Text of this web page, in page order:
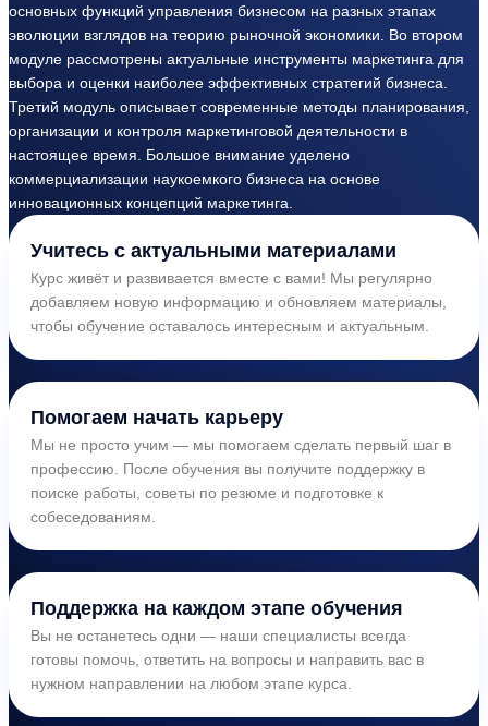
основных функций управления бизнесом на разных этапах
эволюции взглядов на теорию рыночной экономики. Во втором
модуле рассмотрены актуальные инструменты маркетинга для
выбора и оценки наиболее эффективных стратегий бизнеса.
Третий модуль описывает современные методы планирования,
организации и контроля маркетинговой деятельности в
настоящее время. Большое внимание уделено
коммерциализации наукоемкого бизнеса на основе
инновационных концепций маркетинга.
Учитесь с актуальными материалами
Курс живёт и развивается вместе с вами! Мы регулярно
добавляем новую информацию и обновляем материалы,
чтобы обучение оставалось интересным и актуальным.
Помогаем начать карьеру
Мы не просто учим — мы помогаем сделать первый шаг в
профессию. После обучения вы получите поддержку в
поиске работы, советы по резюме и подготовке к
собеседованиям.
Поддержка на каждом этапе обучения
Вы не останетесь одни — наши специалисты всегда
готовы помочь, ответить на вопросы и направить вас в
нужном направлении на любом этапе курса.